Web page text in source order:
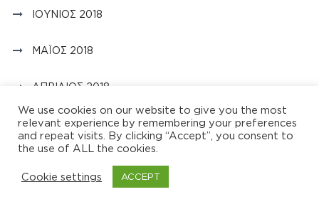
ΙΟΎΝΙΟΣ 2018
ΜΆΙΟΣ 2018
ΑΠΡΊΛΙΟΣ 2018
ΜΆΡΤΙΟΣ 2018
We use cookies on our website to give you the most
relevant experience by remembering your preferences
and repeat visits. By clicking “Accept”, you consent to
the use of ALL the cookies.
Cookie settings ACCEPT